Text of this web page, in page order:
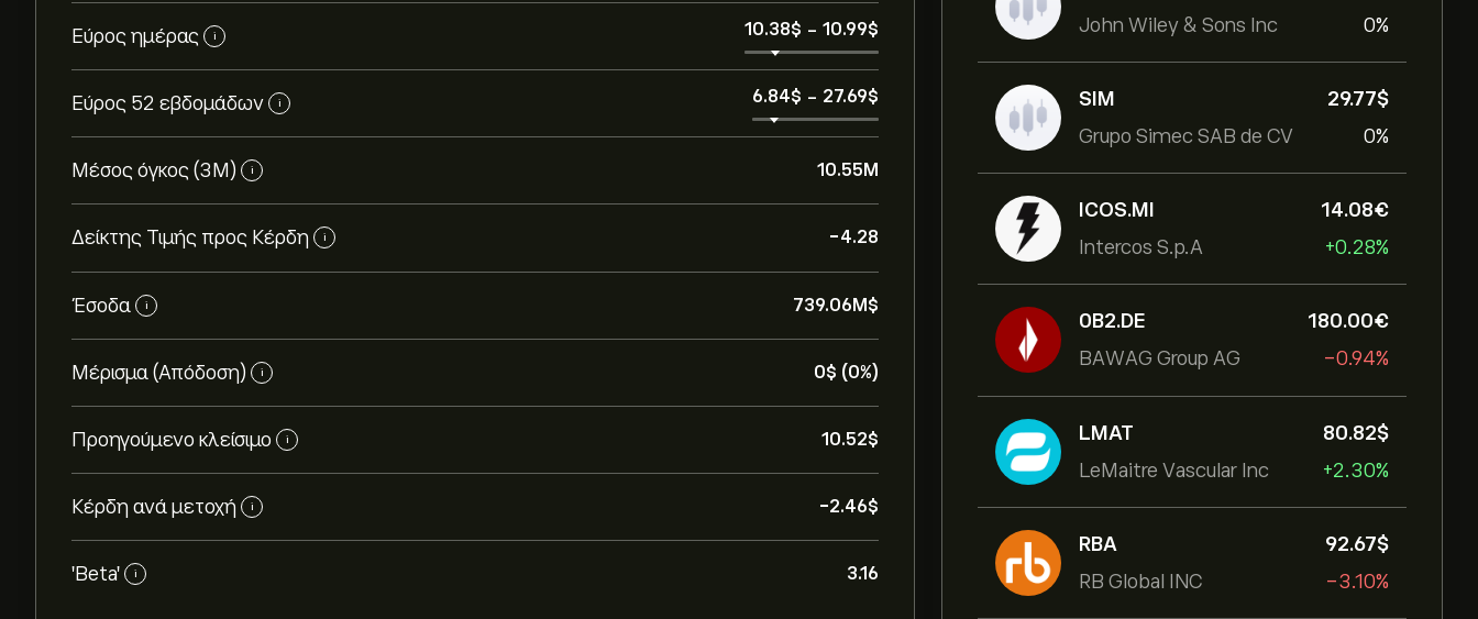
John Wiley & Sons Inc
0%
SIM
Grupo Simec SAB de CV
29.77‎$‎
0%
ICOS.MI
Intercos S.p.A
14.08‎€‎
+0.28%
0B2.DE
BAWAG Group AG
180.00‎€‎
-0.94%
LMAT
LeMaitre Vascular Inc
80.82‎$‎
+2.30%
RBA
RB Global INC
92.67‎$‎
-3.10%
Εύρος ημέρας i 10.38‎$‎ - 10.99‎$‎
Εύρος 52 εβδομάδων i 6.84‎$‎ - 27.69‎$‎
Μέσος όγκος (3Μ) i 10.55M
Δείκτης Τιμής προς Κέρδη i -4.28
Έσοδα i 739.06M‎$‎
Μέρισμα (Απόδοση) i 0‎$‎ (0%)
Προηγούμενο κλείσιμο i 10.52‎$‎
Κέρδη ανά μετοχή i -2.46‎$‎
'Beta' i 3.16